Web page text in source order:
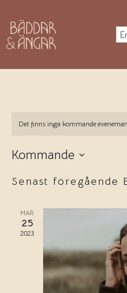
Det finns inga kommande
Kommande
datum.
Senast föregående
MAR
25
2023